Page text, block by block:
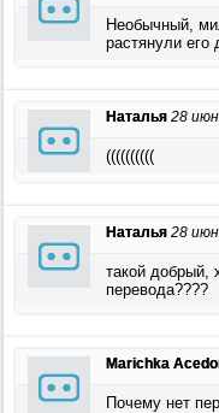
Необычный,
растянули его
Наталья 28
((((((((((
Наталья 28
такой добрый,
перевода????
Marichka
Почему нет